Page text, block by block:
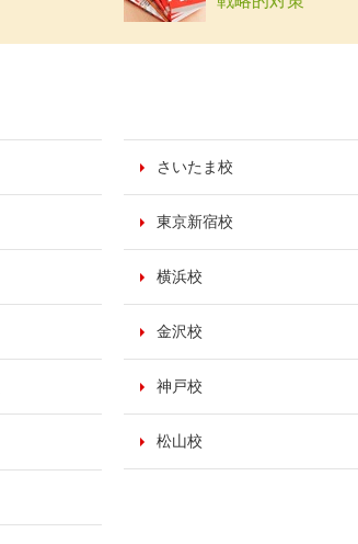
さいたま校
東京新宿校
横浜校
金沢校
神戸校
松山校